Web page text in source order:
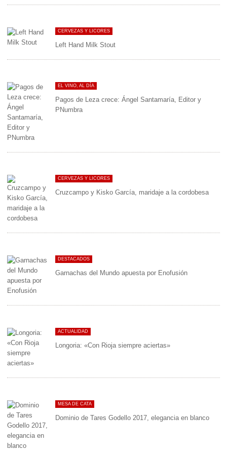
CERVEZAS Y LICORES
Left Hand Milk Stout
EL VINO, AL DÍA
Pagos de Leza crece: Ángel Santamaría, Editor y
PNumbra
CERVEZAS Y LICORES
Cruzcampo y Kisko García, maridaje a la cordobesa
DESTACADOS
Garnachas del Mundo apuesta por Enofusión
ACTUALIDAD
Longoria: «Con Rioja siempre aciertas»
MESA DE CATA
Dominio de Tares Godello 2017, elegancia en blanco